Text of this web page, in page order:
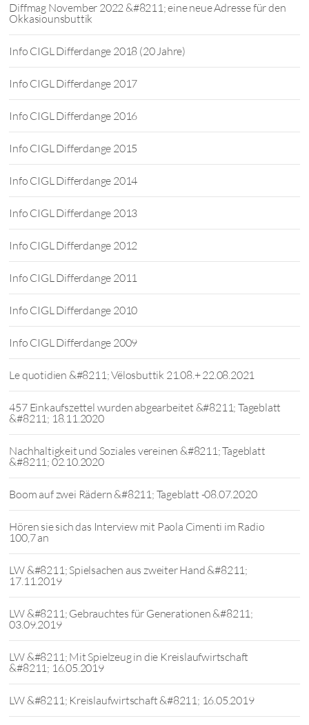
Diffmag November 2022 &#8211; eine neue Adresse für den
Okkasiounsbuttik
Info CIGL Differdange 2018 (20 Jahre)
Info CIGL Differdange 2017
Info CIGL Differdange 2016
Info CIGL Differdange 2015
Info CIGL Differdange 2014
Info CIGL Differdange 2013
Info CIGL Differdange 2012
Info CIGL Differdange 2011
Info CIGL Differdange 2010
Info CIGL Differdange 2009
Le quotidien &#8211; Vëlosbuttik 21.08.+ 22.08.2021
457 Einkaufszettel wurden abgearbeitet &#8211; Tageblatt
&#8211; 18.11.2020
Nachhaltigkeit und Soziales vereinen &#8211; Tageblatt
&#8211; 02.10.2020
Boom auf zwei Rädern &#8211; Tageblatt -08.07.2020
Hören sie sich das Interview mit Paola Cimenti im Radio
100,7 an
LW &#8211; Spielsachen aus zweiter Hand &#8211;
17.11.2019
LW &#8211; Gebrauchtes für Generationen &#8211;
03.09.2019
LW &#8211; Mit Spielzeug in die Kreislaufwirtschaft
&#8211; 16.05.2019
LW &#8211; Kreislaufwirtschaft &#8211; 16.05.2019